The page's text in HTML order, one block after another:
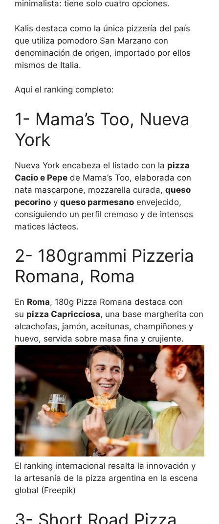
minimalista: tiene solo cuatro opciones.
Kalis destaca como la única pizzería del país
que utiliza pomodoro San Marzano con
denominación de origen, importado por ellos
mismos de Italia.
Aquí el ranking completo:
1- Mama’s Too, Nueva
York
Nueva York encabeza el listado con la pizza
Cacio e Pepe de Mama’s Too, elaborada con
nata mascarpone, mozzarella curada, queso
pecorino y queso parmesano envejecido,
consiguiendo un perfil cremoso y de intensos
matices lácteos.
2- 180grammi Pizzeria
Romana, Roma
En Roma, 180g Pizza Romana destaca con
su pizza Capricciosa, una base margherita con
alcachofas, jamón, aceitunas, champiñones y
huevo, servida sobre masa fina y crujiente.
El ranking internacional resalta la innovación y
la artesanía de la pizza argentina en la escena
global (Freepik)
3- Short Road Pizza,